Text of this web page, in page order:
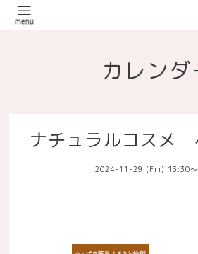
カレンダ
ナチュラルコスメ
2024-11-29 (Fri) 13:30